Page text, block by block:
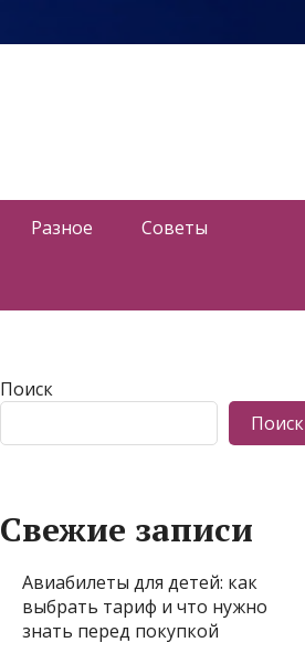
Разное Советы
Поиск
Поиск
Свежие записи
Авиабилеты для детей: как
выбрать тариф и что нужно
знать перед покупкой